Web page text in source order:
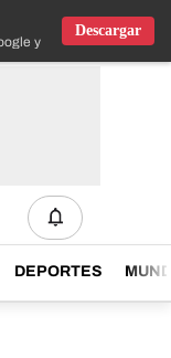
y IOS
Descargar
DEPORTES